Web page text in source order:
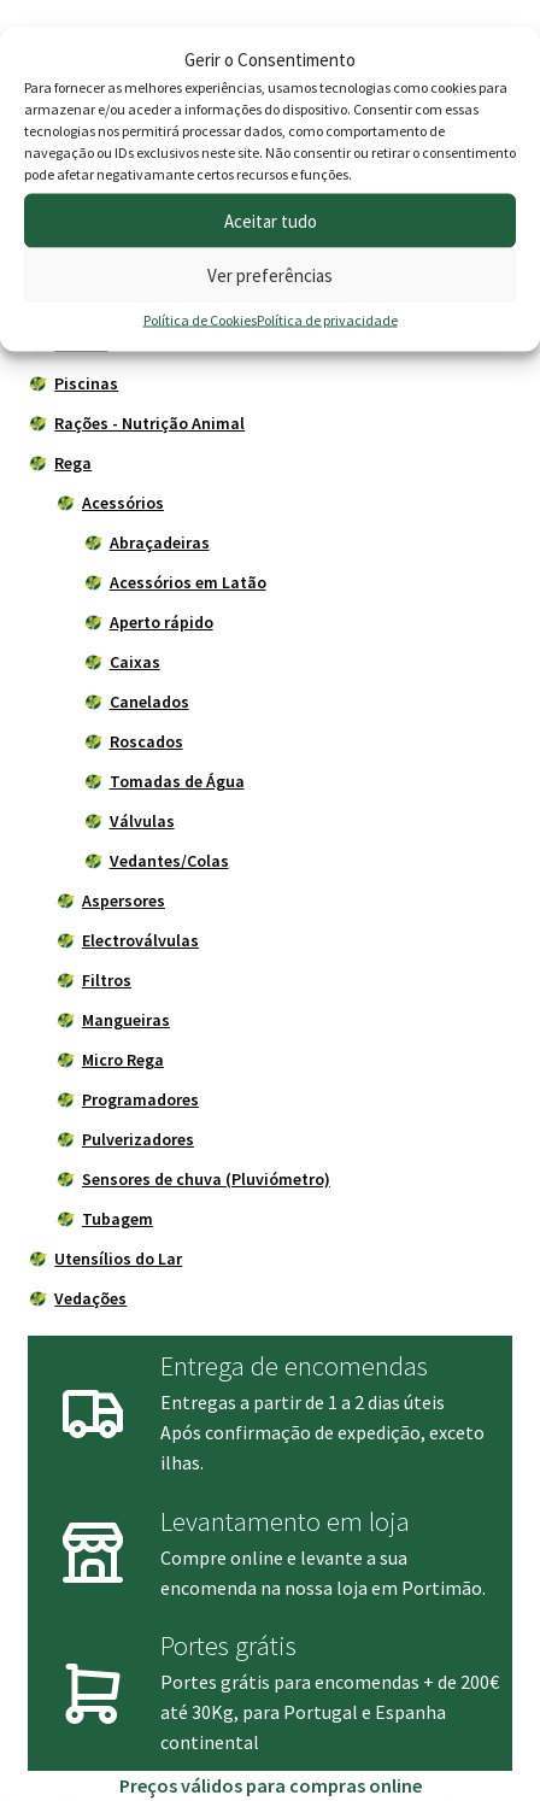
Gerir o Consentimento
Para fornecer as melhores experiências, usamos tecnologias como cookies para
armazenar e/ou aceder a informações do dispositivo. Consentir com essas
tecnologias nos permitirá processar dados, como comportamento de
navegação ou IDs exclusivos neste site. Não consentir ou retirar o consentimento
pode afetar negativamante certos recursos e funções.
Aceitar tudo
Ver preferências
Política de CookiesPolítica de privacidade
Agricultura
Animais
Cercas eléctricas
Piscinas
Rações - Nutrição Animal
Rega
Acessórios
Abraçadeiras
Acessórios em Latão
Aperto rápido
Caixas
Canelados
Roscados
Tomadas de Água
Válvulas
Vedantes/Colas
Aspersores
Electroválvulas
Filtros
Mangueiras
Micro Rega
Programadores
Pulverizadores
Sensores de chuva (Pluviómetro)
Tubagem
Utensílios do Lar
Vedações
Entrega de encomendas
Entregas a partir de 1 a 2 dias úteis
Após confirmação de expedição, exceto
ilhas.
Levantamento em loja
Compre online e levante a sua
encomenda na nossa loja em Portimão.
Portes grátis
Portes grátis para encomendas + de 200€
até 30Kg, para Portugal e Espanha
continental
Preços válidos para compras online